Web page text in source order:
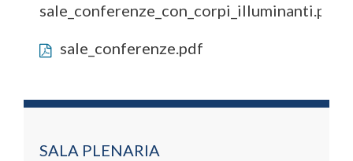
sale_conferenze_con_corpi_illuminanti.pdf
sale_conferenze.pdf
SALA PLENARIA